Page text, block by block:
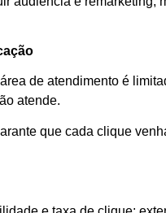
de atendimento é
atende.
que cada clique